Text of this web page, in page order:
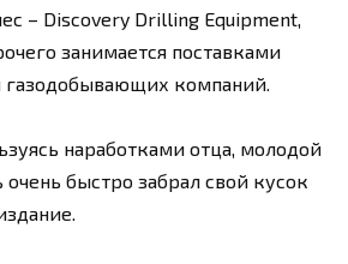
– Discovery Drilling Equipment,
занимается поставками
газодобывающих компаний.
наработками отца, молодой
быстро забрал свой кусок